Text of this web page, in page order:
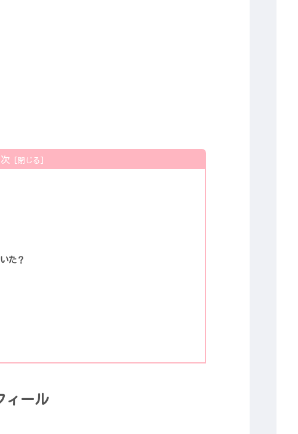
た？
ィール